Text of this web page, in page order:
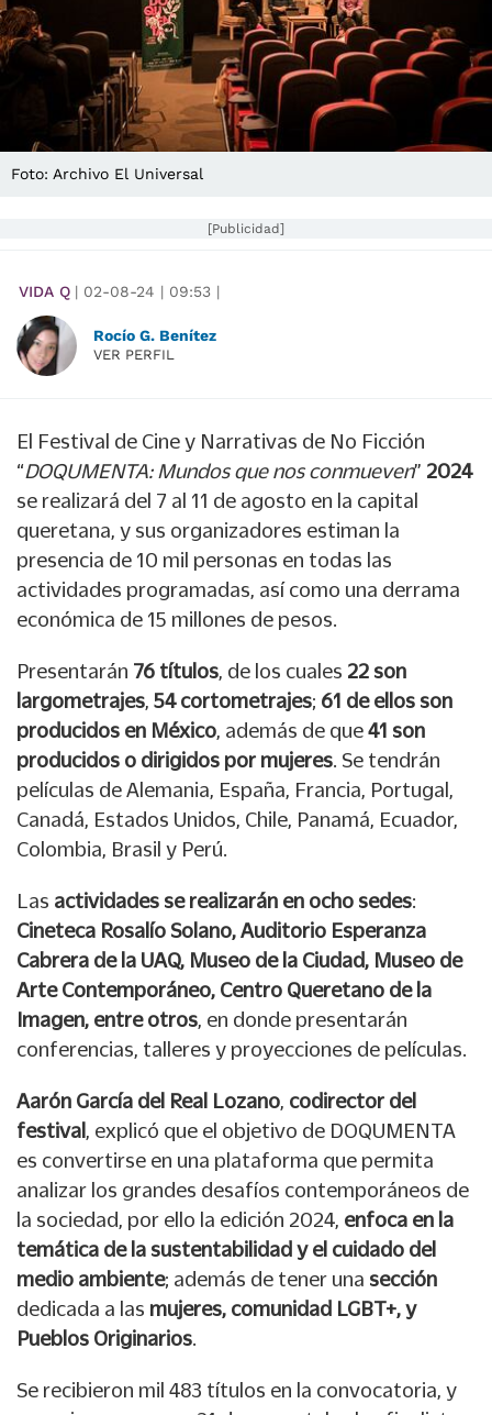
Foto: Archivo El Universal
[Publicidad]
VIDA Q | 02-08-24 | 09:53 |
Rocío G. Benítez
VER PERFIL
El Festival de Cine y Narrativas de No Ficción
“DOQUMENTA: Mundos que nos conmueven” 2024
se realizará del 7 al 11 de agosto en la capital
queretana, y sus organizadores estiman la
presencia de 10 mil personas en todas las
actividades programadas, así como una derrama
económica de 15 millones de pesos.
Presentarán 76 títulos , de los cuales 22 son
largometrajes 54 cortometrajes; 61 de ellos son
producidos en México , además de que 41 son
producidos o dirigidos por mujeres . Se tendrán
películas de Alemania, España, Francia, Portugal,
Canadá, Estados Unidos, Chile, Panamá, Ecuador,
Colombia, Brasil y Perú.
Las actividades se realizarán en ocho sedes:
Cineteca Rosalío Solano, Auditorio Esperanza
Cabrera de la UAQ, Museo de la Ciudad, Museo de
Arte Contemporáneo, Centro Queretano de la
Imagen, entre otros , en donde presentarán
conferencias, talleres y proyecciones de películas.
Aarón García del Real Lozano codirector del
festival , explicó que el objetivo de DOQUMENTA
es convertirse en una plataforma que permita
analizar los grandes desafíos contemporáneos de
la sociedad, por ello la edición 2024, enfoca en la
temática de la sustentabilidad y el cuidado del
medio ambiente; además de tener una sección
dedicada a las mujeres, comunidad LGBT+, y
Pueblos Originarios
Se recibieron mil 483 títulos en la convocatoria, y